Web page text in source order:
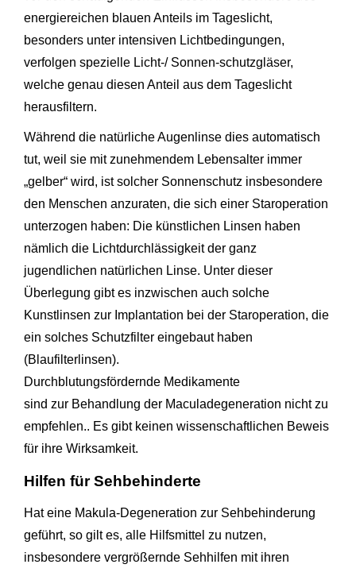
energiereichen blauen Anteils im Tageslicht,
besonders unter intensiven Lichtbedingungen,
verfolgen spezielle Licht-/ Sonnen-schutzgläser,
welche genau diesen Anteil aus dem Tageslicht
herausfiltern.
Während die natürliche Augenlinse dies automatisch
tut, weil sie mit zunehmendem Lebensalter immer
„gelber“ wird, ist solcher Sonnenschutz insbesondere
den Menschen anzuraten, die sich einer Staroperation
unterzogen haben: Die künstlichen Linsen haben
nämlich die Lichtdurchlässigkeit der ganz
jugendlichen natürlichen Linse. Unter dieser
Überlegung gibt es inzwischen auch solche
Kunstlinsen zur Implantation bei der Staroperation, die
ein solches Schutzfilter eingebaut haben
(Blaufilterlinsen).
Durchblutungsfördernde Medikamente
sind zur Behandlung der Maculadegeneration nicht zu
empfehlen.. Es gibt keinen wissenschaftlichen Beweis
für ihre Wirksamkeit.
Hilfen für Sehbehinderte
Hat eine Makula-Degeneration zur Sehbehinderung
geführt, so gilt es, alle Hilfsmittel zu nutzen,
insbesondere vergrößernde Sehhilfen mit ihren